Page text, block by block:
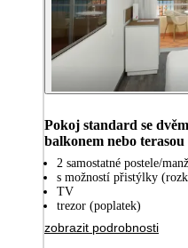
Pokoj standard se
balkonem nebo terasou
2 samostatné postele/
s možností přistýlky
TV
trezor (poplatek)
zobrazit podrobnosti